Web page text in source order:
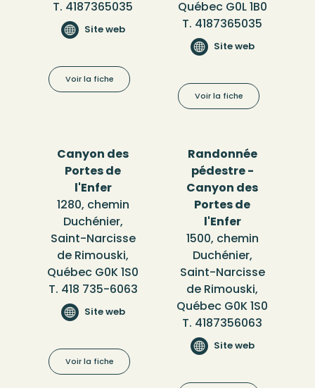
T. 4187365035
Site web
Voir la fiche
Québec G0L 1B0
T. 4187365035
Site web
Voir la fiche
Canyon des
Portes de
l'Enfer
1280, chemin
Duchénier,
Saint-Narcisse
de Rimouski,
Québec G0K 1S0
T. 418 735-6063
Site web
Voir la fiche
Randonnée
pédestre -
Canyon des
Portes de
l'Enfer
1500, chemin
Duchénier,
Saint-Narcisse
de Rimouski,
Québec G0K 1S0
T. 4187356063
Site web